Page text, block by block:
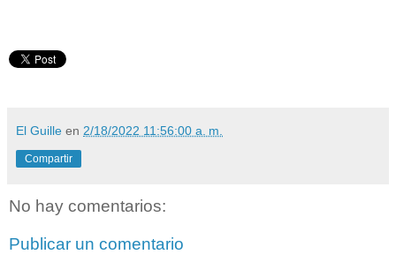
El Guille en 2/18/2022 11:56:00 a. m.
Compartir
No hay comentarios:
Publicar un comentario